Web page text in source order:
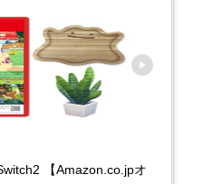
【Amazon.co.jpオ